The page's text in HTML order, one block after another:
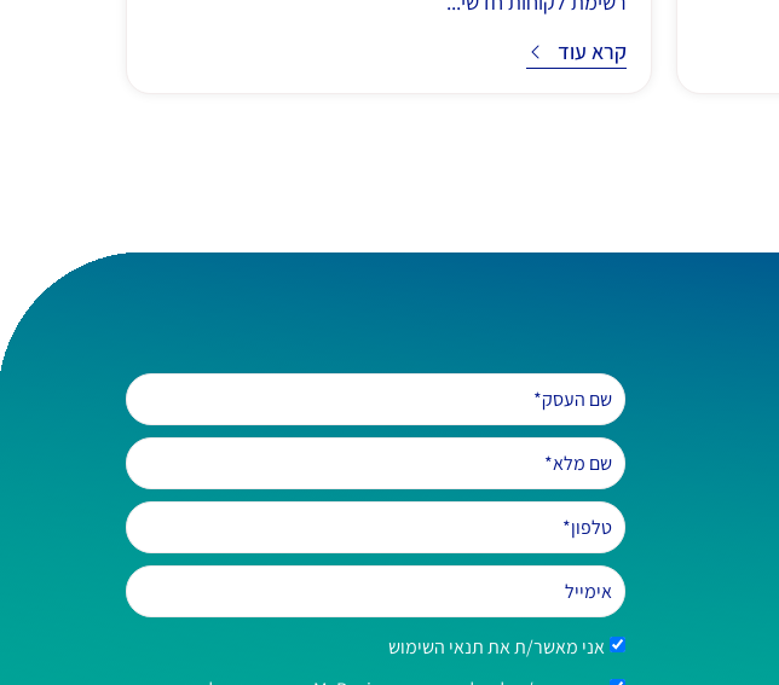
קרא עוד
אני מאשר/ת את תנאי השימוש